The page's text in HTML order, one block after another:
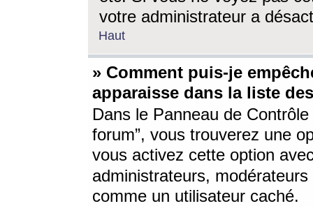
votre administrateur a
Haut
» Comment puis-je
apparaisse dans la liste
Dans le Panneau de
forum”, vous trouverez une
vous activez cette option
administrateurs,
comme un utilisateur caché.